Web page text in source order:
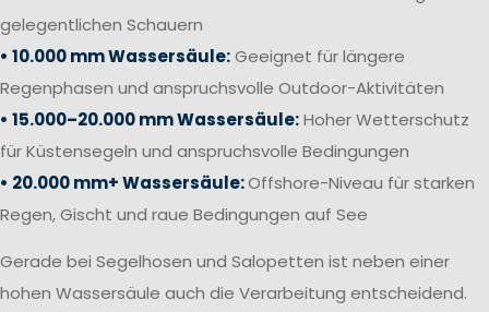
gelegentlichen Schauern
• 10.000 mm Wassersäule:Geeignet für längere
Regenphasen und anspruchsvolle Outdoor-Aktivitäten
• 15.000–20.000 mm Wassersäule:Hoher Wetterschutz
für Küstensegeln und anspruchsvolle Bedingungen
• 20.000 mm+ Wassersäule:Offshore-Niveau für starken
Regen, Gischt und raue Bedingungen auf See
Gerade bei Segelhosen und Salopetten ist neben einer
hohen Wassersäule auch die Verarbeitung entscheidend.